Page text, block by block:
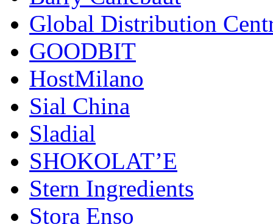
Global Distribution
GOODBIT
HostMilano
Sial China
Sladial
SHOKOLAT’E
Stern Ingredients
Stora Enso